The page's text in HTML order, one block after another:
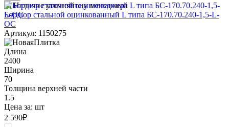
Наличие уточняйте у менеджера
Бордюр стальной оцинкованный L типа БС-170.70.240-1,5-L-
ОС
Артикул: 1150275
Длина
2400
Ширина
70
Толщина верхней части
1.5
Цена за: шт
2 590₽